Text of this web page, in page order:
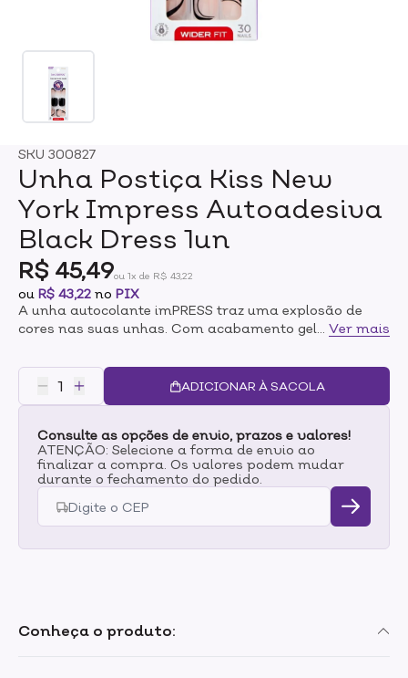
SKU 300827
Unha Postiça Kiss New
York Impress Autoadesiva
Black Dress 1un
R$ 45,49ou 1x de R$ 43,22
ou R$ 43,22 no PIX
A unha autocolante imPRESS traz uma explosão de
cores nas suas unhas. Com acabamento gel brilho,
compacta.Com tecnologia Super Hold (patenteada), a
dupla camada de adesivo é a responsável por
garantir unhas perfeitas por até 7 dias, sem danificar
diferencial da tecnologia Pure Fit, que conta com
cutículas afiladas e pontas 14% mais finas e
resistentes que proporcionam um encaixe perfeito,
além de um acabamento muito mais natural.Cada
caixinha de imPRESS contém 30 unhas com 12
tamanhos diferentes, além de um kit completo com
lencinho preparador, lixa e palito de unha. Escolha sua
Ver mais
ADICIONAR À SACOLA
Consulte as opções de envio, prazos e valores!
ATENÇÃO: Selecione a forma de envio ao
finalizar a compra. Os valores podem mudar
durante o fechamento do pedido.
Conheça o produto: